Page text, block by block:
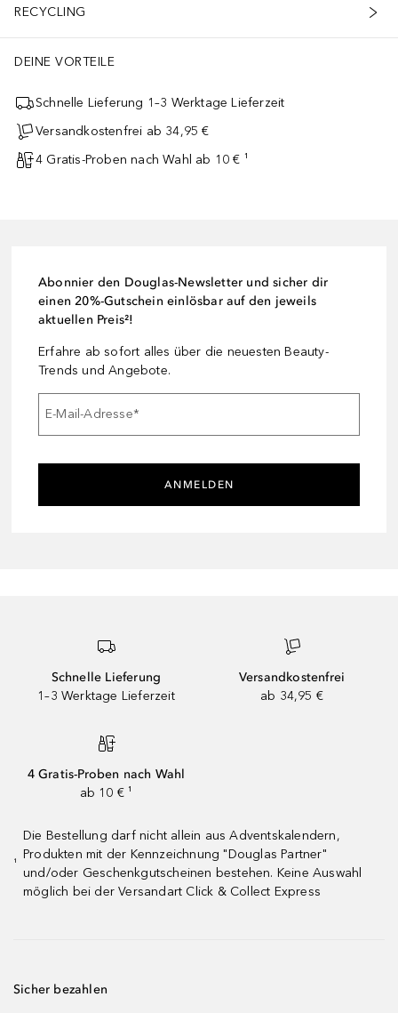
RECYCLING
DEINE VORTEILE
Schnelle Lieferung 1–3 Werktage Lieferzeit
Versandkostenfrei ab 34,95 €
4 Gratis-Proben nach Wahl ab 10 € ¹
Abonnier den Douglas-Newsletter und sicher dir
einen 20%-Gutschein einlösbar auf den jeweils
aktuellen Preis²!
Erfahre ab sofort alles über die neuesten Beauty-
Trends und Angebote.
E-Mail-Adresse*
ANMELDEN
Schnelle Lieferung
1–3 Werktage Lieferzeit
Versandkostenfrei
ab 34,95 €
4 Gratis-Proben nach Wahl
ab 10 € ¹
¹
Die Bestellung darf nicht allein aus Adventskalendern,
Produkten mit der Kennzeichnung "Douglas Partner"
und/oder Geschenkgutscheinen bestehen. Keine Auswahl
möglich bei der Versandart Click & Collect Express
Sicher bezahlen